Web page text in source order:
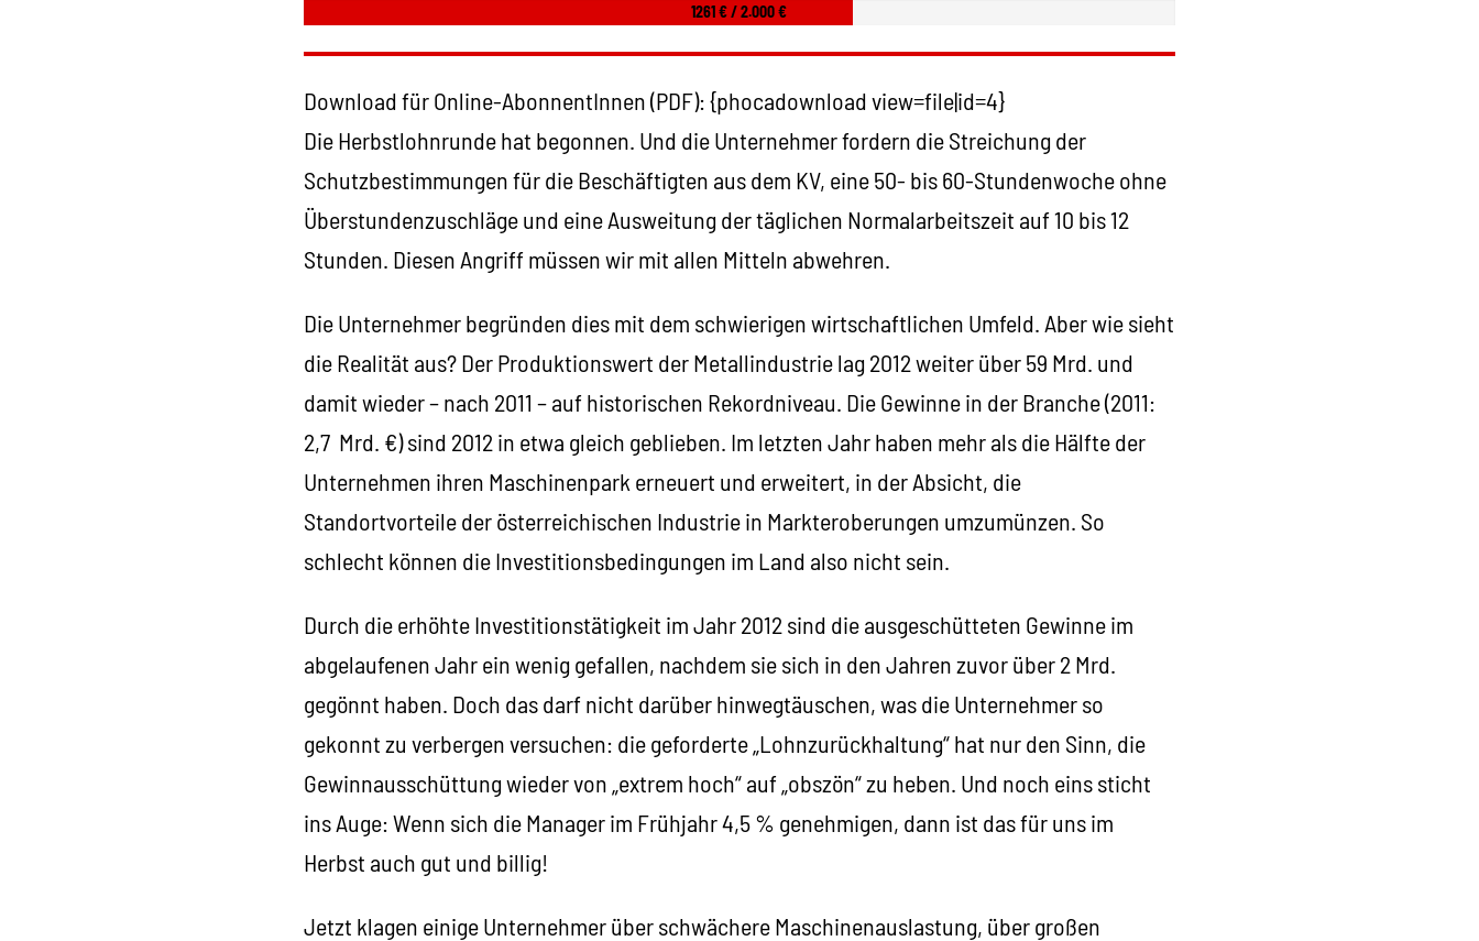
1261 € / 2.000 €
Download für Online-AbonnentInnen (PDF): {phocadownload view=file|id=4}
Die Herbstlohnrunde hat begonnen. Und die Unternehmer fordern die Streichung der
Schutzbestimmungen für die Beschäftigten aus dem KV, eine 50- bis 60-Stundenwoche ohne
Überstundenzuschläge und eine Ausweitung der täglichen Normalarbeitszeit auf 10 bis 12
Stunden. Diesen Angriff müssen wir mit allen Mitteln abwehren.
Die Unternehmer begründen dies mit dem schwierigen wirtschaftlichen Umfeld. Aber wie sieht
die Realität aus? Der Produktionswert der Metallindustrie lag 2012 weiter über 59 Mrd. und
damit wieder – nach 2011 – auf historischen Rekordniveau. Die Gewinne in der Branche (2011:
2,7 Mrd. €) sind 2012 in etwa gleich geblieben. Im letzten Jahr haben mehr als die Hälfte der
Unternehmen ihren Maschinenpark erneuert und erweitert, in der Absicht, die
Standortvorteile der österreichischen Industrie in Markteroberungen umzumünzen. So
schlecht können die Investitionsbedingungen im Land also nicht sein.
Durch die erhöhte Investitionstätigkeit im Jahr 2012 sind die ausgeschütteten Gewinne im
abgelaufenen Jahr ein wenig gefallen, nachdem sie sich in den Jahren zuvor über 2 Mrd.
gegönnt haben. Doch das darf nicht darüber hinwegtäuschen, was die Unternehmer so
gekonnt zu verbergen versuchen: die geforderte „Lohnzurückhaltung“ hat nur den Sinn, die
Gewinnausschüttung wieder von „extrem hoch“ auf „obszön“ zu heben. Und noch eins sticht
ins Auge: Wenn sich die Manager im Frühjahr 4,5 % genehmigen, dann ist das für uns im
Herbst auch gut und billig!
Jetzt klagen einige Unternehmer über schwächere Maschinenauslastung, über großen